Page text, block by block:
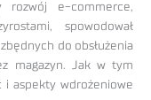
rozwój e-commerce,
spowodował
do obsłużenia
magazyn. Jak w tym
i aspekty wdrożeniowe